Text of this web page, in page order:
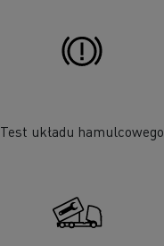
Test układu hamulcowego